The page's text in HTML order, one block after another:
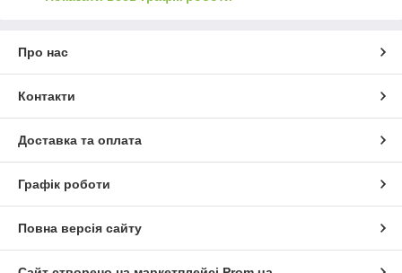
Про нас
Контакти
Доставка та оплата
Графік роботи
Повна версія сайту